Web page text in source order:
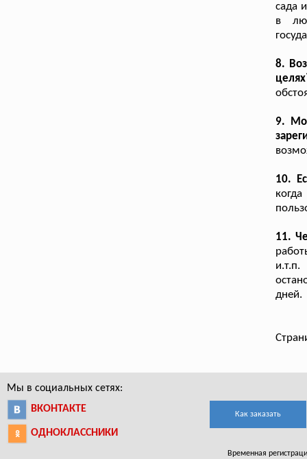
сада
в
8.
9.
10.
11.
дней.
Мы в социальных сетях:
ВКОНТАКТЕ
ОДНОКЛАССНИКИ
Как заказать
Временная